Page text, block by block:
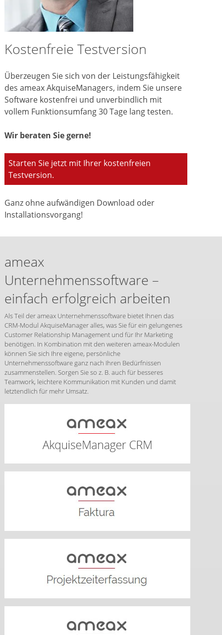
Kostenfreie Testversion
Überzeugen Sie sich von der Leistungsfähigkeit
des ameax AkquiseManagers, indem Sie unsere
Software kostenfrei und unverbindlich mit
vollem Funktionsumfang 30 Tage lang testen.
Wir beraten Sie gerne!
Starten Sie jetzt mit Ihrer kostenfreien
Testversion.
Ganz ohne aufwändigen Download oder
Installationsvorgang!
ameax
Unternehmenssoftware –
einfach erfolgreich arbeiten
Als Teil der ameax Unternehmenssoftware bietet Ihnen das
CRM-Modul AkquiseManager alles, was Sie für ein gelungenes
Customer Relationship Management und für Ihr Marketing
benötigen. In Kombination mit den weiteren ameax-Modulen
können Sie sich Ihre eigene, persönliche
Unternehmenssoftware ganz nach Ihren Bedürfnissen
zusammenstellen. Sorgen Sie so z. B. auch für besseres
Teamwork, leichtere Kommunikation mit Kunden und damit
letztendlich für mehr Umsatz.